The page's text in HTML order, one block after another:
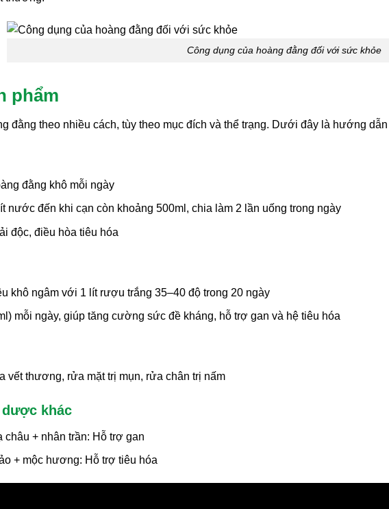
Công dụng của hoàng đằng đối với sức khỏe
phẩm
đằng theo nhiều cách, tùy theo mục đích và thể trạng. Dưới đây là hướng dẫn
đằng khô mỗi ngày
nước đến khi cạn còn khoảng 500ml, chia làm 2 lần uống trong ngày
độc, điều hòa tiêu hóa
khô ngâm với 1 lít rượu trắng 35–40 độ trong 20 ngày
mỗi ngày, giúp tăng cường sức đề kháng, hỗ trợ gan và hệ tiêu hóa
vết thương, rửa mặt trị mụn, rửa chân trị nấm
khác
châu + nhân trần: Hỗ trợ gan
+ mộc hương: Hỗ trợ tiêu hóa